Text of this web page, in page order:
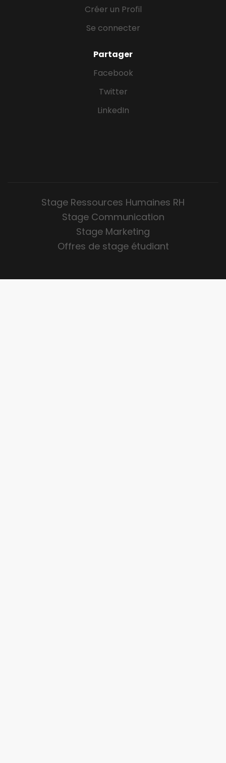
Créer un Profil
Se connecter
Partager
Facebook
Twitter
LinkedIn
Stage Ressources Humaines RH
Stage Communication
Stage Marketing
Offres de stage étudiant